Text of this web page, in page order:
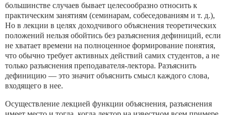
большинстве случаев бывает целесообразно относить к
практическим занятиям (семинарам, собеседованиям и т. д.),
Но в лекции в целях доходчивого объяснения теоретических
по­ложений нельзя обойтись без разъяснения дефиниций, если
не хватает времени на полноценное формирование понятия,
что обычно требует активных действий самих студентов, а не
только разъяснения преподавателя-лектора. Разъяснить
дефиницию — это значит объяснить смысл каждого слова,
входящего в нее.
Осуществление лекцией функции объяснения, разъяснения